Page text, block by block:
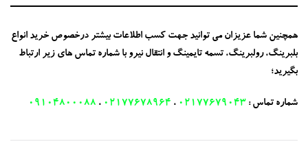
همچنین شما عزیزان می توانید جهت کسب اطلاعات بیشتر درخصوص خرید انواع
بلبرینگ، رولبرینگ، تسمه تایمینگ و انتقال نیرو با شماره تماس های زیر ارتباط
بگیرید؛
شماره تماس : 02177679043 ، 02177678964 ، 09104800088